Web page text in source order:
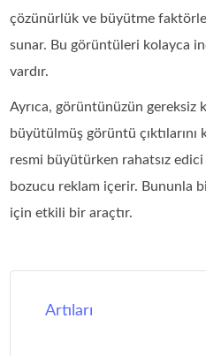
çözünürlük ve büyütme
sunar. Bu görüntüleri kolayca
vardır.
Ayrıca, görüntünüzün gereksiz
büyütülmüş görüntü
resmi büyütürken rahatsız
bozucu reklam içerir. Bununla
için etkili bir araçtır.
Artıları